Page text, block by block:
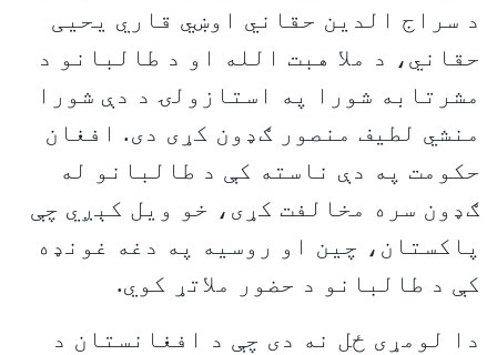
د سراج الدین حقاني اوښي قاري یحیی
حقاني، د ملا هبت الله او د طالبانو د
مشرتابه شورا په استازولۍ د دې شورا
منشي لطیف منصور ګډون کړی دی. افغان
حکومت په دې ناسته کې د طالبانو له
ګډون سره مخالفت کړی، خو ویل کېږي چې
پاکستان، چین او روسیه په دغه غونډه
کې د طالبانو د حضور ملاتړ کوي.
دا لومړی ځل نه دی چې د افغانستان د